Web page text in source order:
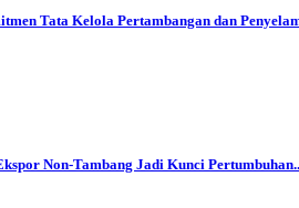
Tata Kelola Pertambangan dan
Non-Tambang Jadi Kunci